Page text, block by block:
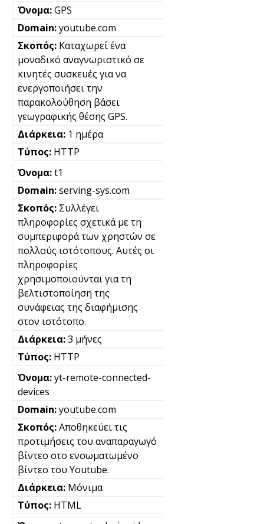
GPS
youtube.com
Καταχωρεί ένα
μοναδικό αναγνωριστικό σε
κινητές συσκευές για να
ενεργοποιήσει την
παρακολούθηση βάσει
γεωγραφικής θέσης GPS.
1 ημέρα
HTTP
t1
serving-sys.com
Συλλέγει
πληροφορίες σχετικά με τη
συμπεριφορά των χρηστών σε
πολλούς ιστότοπους. Αυτές οι
πληροφορίες
χρησιμοποιούνται για τη
βελτιστοποίηση της
συνάφειας της διαφήμισης
στον ιστότοπο.
3 μήνες
HTTP
yt-remote-connected-
devices
youtube.com
Αποθηκεύει τις
προτιμήσεις του αναπαραγωγό
βίντεο στο ενσωματωμένο
βίντεο του Youtube.
Μόνιμα
HTML